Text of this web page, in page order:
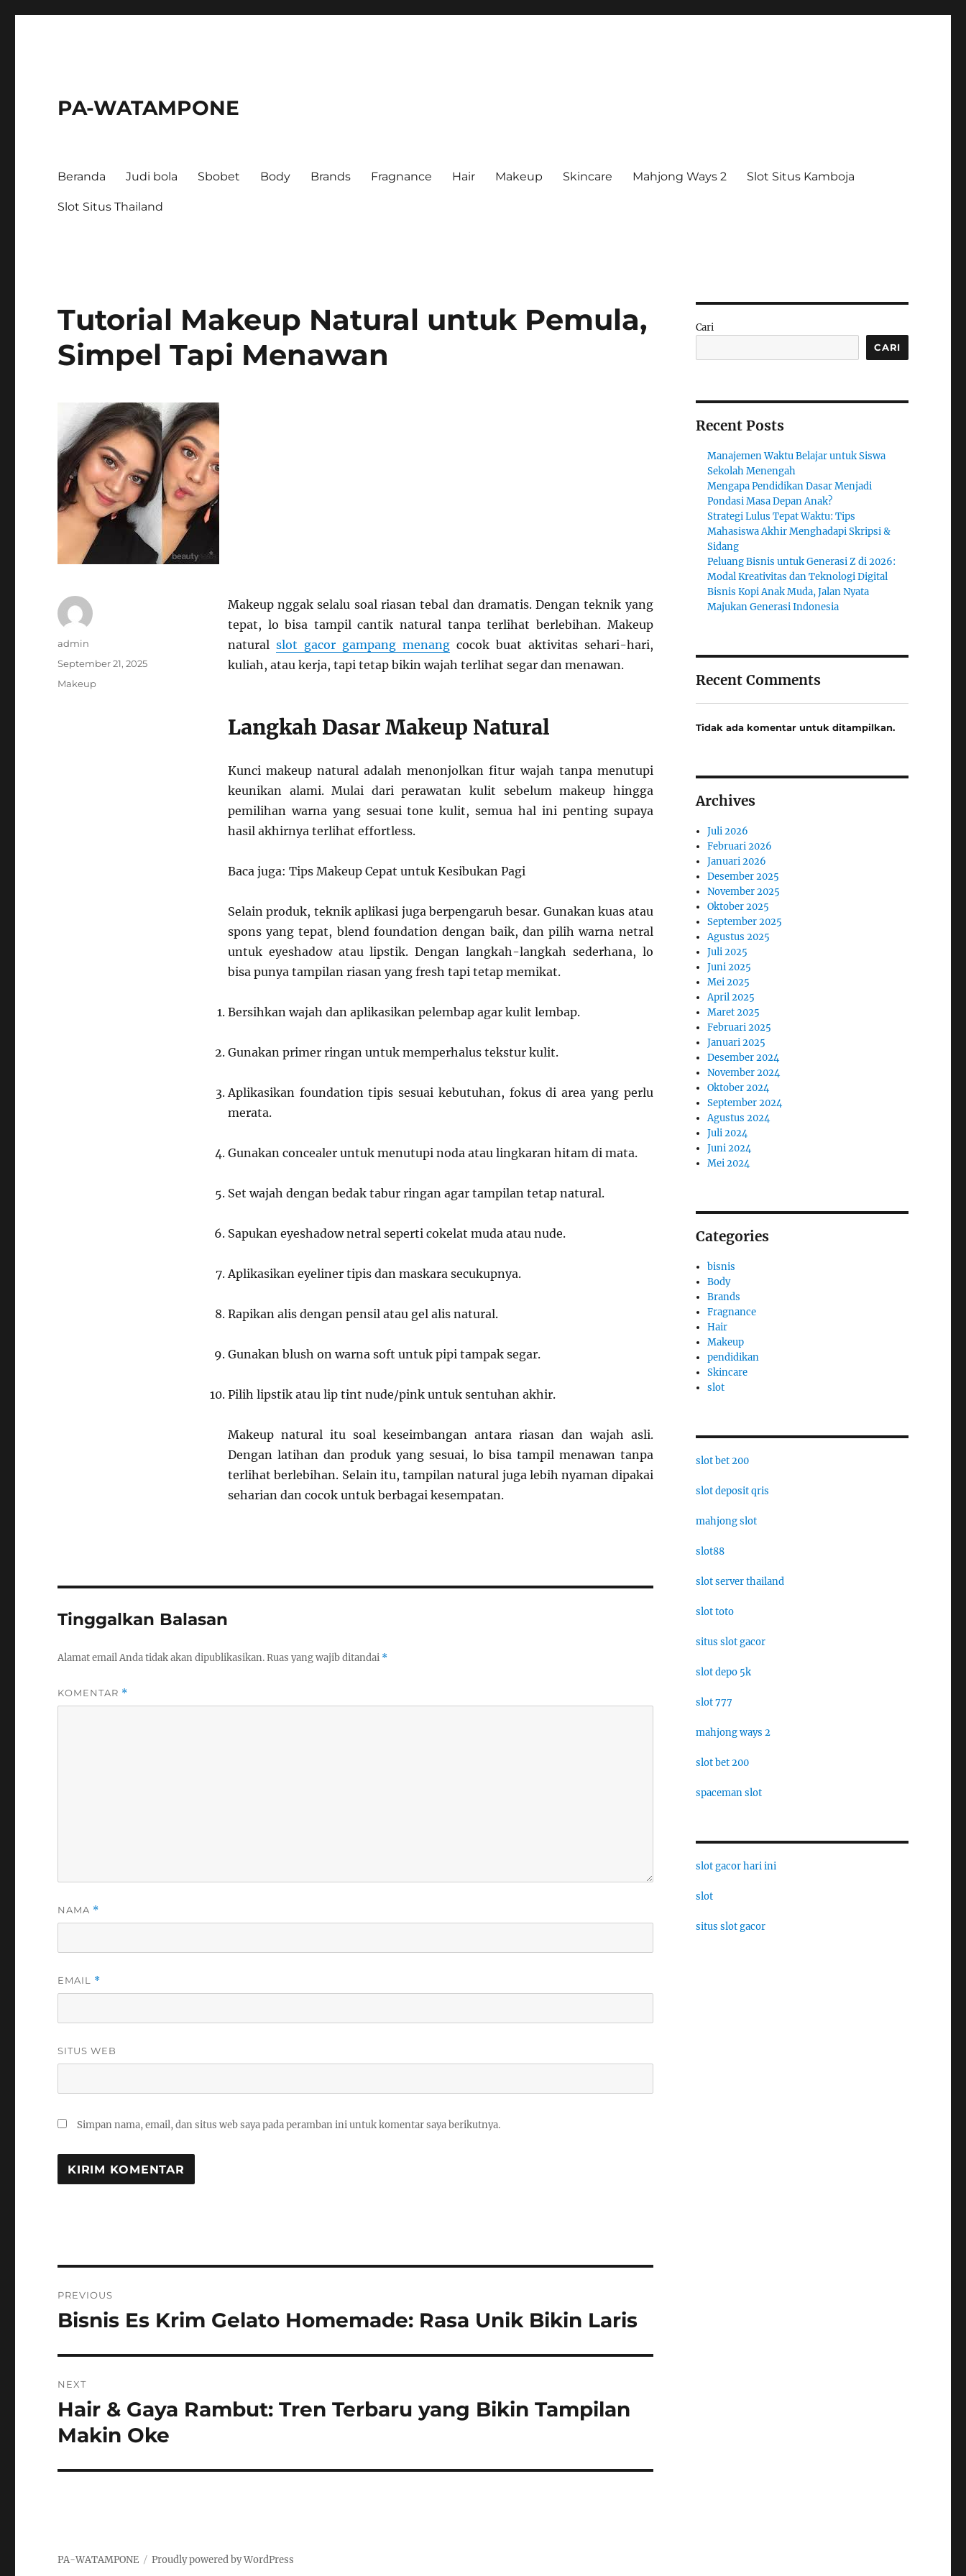
PA-WATAMPONE
Beranda Judi bola Sbobet Body Brands Fragnance Hair Makeup Skincare Mahjong Ways 2 Slot Situs Kamboja
Slot Situs Thailand
Tutorial Makeup Natural untuk Pemula,
Simpel Tapi Menawan
Makeup nggak selalu soal riasan tebal dan dramatis. Dengan teknik yang
tepat, lo bisa tampil cantik natural tanpa terlihat berlebihan. Makeup
natural slot gacor gampang menangcocok buat aktivitas sehari-hari,
kuliah, atau kerja, tapi tetap bikin wajah terlihat segar dan menawan.
Langkah Dasar Makeup Natural
Kunci makeup natural adalah menonjolkan fitur wajah tanpa menutupi
keunikan alami. Mulai dari perawatan kulit sebelum makeup hingga
pemilihan warna yang sesuai tone kulit, semua hal ini penting supaya
hasil akhirnya terlihat effortless.
Baca juga: Tips Makeup Cepat untuk Kesibukan Pagi
Selain produk, teknik aplikasi juga berpengaruh besar. Gunakan kuas atau
spons yang tepat, blend foundation dengan baik, dan pilih warna netral
untuk eyeshadow atau lipstik. Dengan langkah-langkah sederhana, lo
bisa punya tampilan riasan yang fresh tapi tetap memikat.
Bersihkan wajah dan aplikasikan pelembap agar kulit lembap.
Gunakan primer ringan untuk memperhalus tekstur kulit.
Aplikasikan foundation tipis sesuai kebutuhan, fokus di area yang perlu
merata.
Gunakan concealer untuk menutupi noda atau lingkaran hitam di mata.
Set wajah dengan bedak tabur ringan agar tampilan tetap natural.
Sapukan eyeshadow netral seperti cokelat muda atau nude.
Aplikasikan eyeliner tipis dan maskara secukupnya.
Rapikan alis dengan pensil atau gel alis natural.
Gunakan blush on warna soft untuk pipi tampak segar.
Pilih lipstik atau lip tint nude/pink untuk sentuhan akhir.
Makeup natural itu soal keseimbangan antara riasan dan wajah asli.
Dengan latihan dan produk yang sesuai, lo bisa tampil menawan tanpa
terlihat berlebihan. Selain itu, tampilan natural juga lebih nyaman dipakai
seharian dan cocok untuk berbagai kesempatan.
Author
admin
Posted
September 21, 2025
Categories
Makeup
Tinggalkan Balasan
Alamat email Anda tidak akan dipublikasikan.Ruas yang wajib ditandai *
KOMENTAR *
NAMA *
EMAIL *
SITUS WEB
Simpan nama, email, dan situs web saya pada peramban ini untuk komentar saya berikutnya.
pos
PREVIOUS
Previous
Bisnis Es Krim Gelato Homemade: Rasa Unik Bikin Laris
NEXT
Next
post:
Hair & Gaya Rambut: Tren Terbaru yang Bikin Tampilan
Makin Oke
Cari
CARI
Recent Posts
Manajemen Waktu Belajar untuk Siswa
Sekolah Menengah
Mengapa Pendidikan Dasar Menjadi
Pondasi Masa Depan Anak?
Strategi Lulus Tepat Waktu: Tips
Mahasiswa Akhir Menghadapi Skripsi &
Sidang
Peluang Bisnis untuk Generasi Z di 2026:
Modal Kreativitas dan Teknologi Digital
Bisnis Kopi Anak Muda, Jalan Nyata
Majukan Generasi Indonesia
Recent Comments
Tidak ada komentar untuk ditampilkan.
Archives
Juli 2026
Februari 2026
Januari 2026
Desember 2025
November 2025
Oktober 2025
September 2025
Agustus 2025
Juli 2025
Juni 2025
Mei 2025
April 2025
Maret 2025
Februari 2025
Januari 2025
Desember 2024
November 2024
Oktober 2024
September 2024
Agustus 2024
Juli 2024
Juni 2024
Mei 2024
Categories
bisnis
Body
Brands
Fragnance
Hair
Makeup
pendidikan
Skincare
slot
slot bet 200
slot deposit qris
mahjong slot
slot88
slot server thailand
slot toto
situs slot gacor
slot depo 5k
slot 777
mahjong ways 2
slot bet 200
spaceman slot
slot gacor hari ini
slot
situs slot gacor
PA-WATAMPONE Proudly powered by WordPress